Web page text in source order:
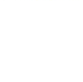
套供应商一览
件配套供应商一览